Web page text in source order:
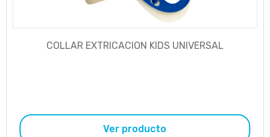
COLLAR EXTRICACION KIDS UNIVERSAL
Ver producto